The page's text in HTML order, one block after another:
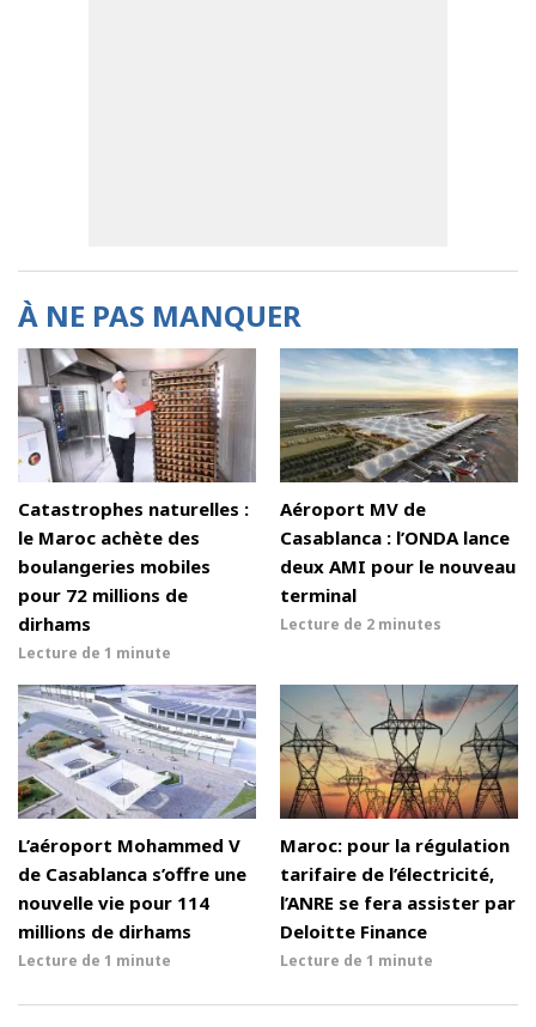
À NE PAS MANQUER
Catastrophes naturelles :
le Maroc achète des
boulangeries mobiles
pour 72 millions de
dirhams
Lecture de 1 minute
Aéroport MV de
Casablanca : l’ONDA lance
deux AMI pour le nouveau
terminal
Lecture de 2 minutes
L’aéroport Mohammed V
de Casablanca s’offre une
nouvelle vie pour 114
millions de dirhams
Lecture de 1 minute
Maroc: pour la régulation
tarifaire de l’électricité,
l’ANRE se fera assister par
Deloitte Finance
Lecture de 1 minute